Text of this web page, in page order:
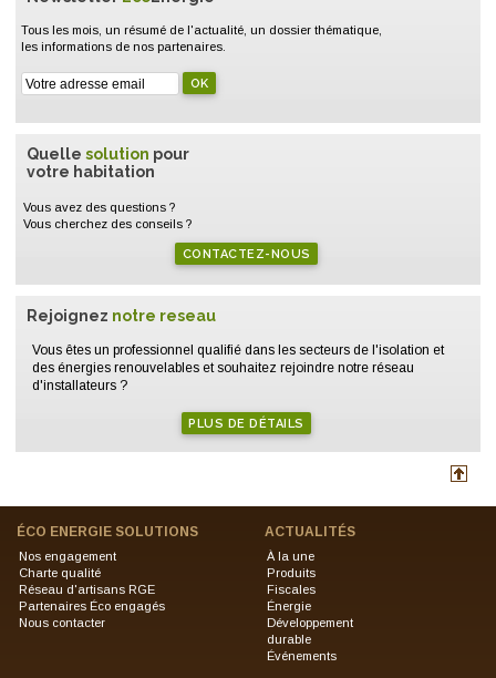
Tous les mois, un résumé de l'actualité, un dossier thématique,
les informations de nos partenaires.
Quelle solution pour
votre habitation
Vous avez des questions ?
Vous cherchez des conseils ?
CONTACTEZ-NOUS
Rejoignez notre reseau
Vous êtes un professionnel qualifié dans les secteurs de l'isolation et
des énergies renouvelables et souhaitez rejoindre notre réseau
d'installateurs ?
PLUS DE DÉTAILS
ÉCO ENERGIE SOLUTIONS
Nos engagement
Charte qualité
Réseau d'artisans RGE
Partenaires Éco engagés
Nous contacter
ACTUALITÉS
À la une
Produits
Fiscales
Énergie
Développement
durable
Événements